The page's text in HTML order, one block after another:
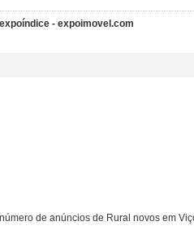
expoíndice - expoimovel.com
de anúncios de Rural novos em